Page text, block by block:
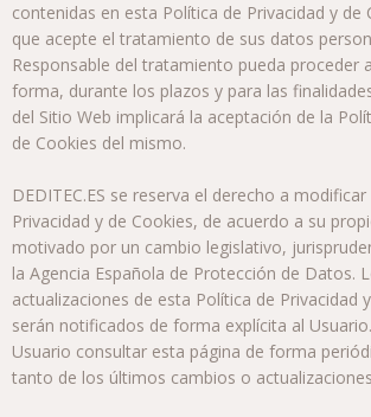
contenidas en esta Política de Privacidad y de
que acepte el tratamiento de sus datos
Responsable del tratamiento pueda proceder
forma, durante los plazos y para las
del Sitio Web implicará la aceptación de la
de Cookies del mismo.
DEDITEC.ES se reserva el derecho a
Privacidad y de Cookies, de acuerdo a su
motivado por un cambio legislativo,
la Agencia Española de Protección de Datos.
actualizaciones de esta Política de Privacidad
serán notificados de forma explícita al
Usuario consultar esta página de forma
tanto de los últimos cambios o